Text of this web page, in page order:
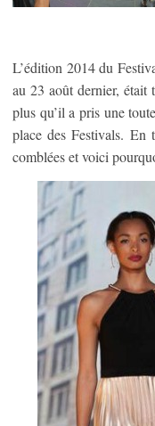
L’édition 2014 du
au 23 août dernier, était
plus qu’il a pris une
place des Festivals. En
comblées et voici